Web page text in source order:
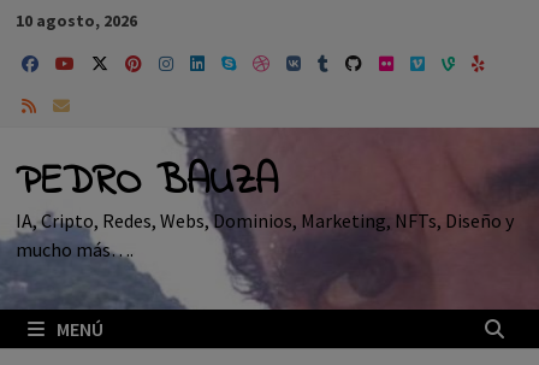
Saltar
contenido
10 agosto, 2026
PEDRO BAUZA
IA, Cripto, Redes, Webs, Dominios, Marketing, NFTs, Diseño y
mucho más….
MENÚ